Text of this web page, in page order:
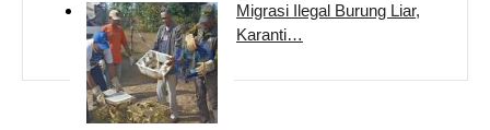
Migrasi Ilegal Burung Liar,
Karanti…